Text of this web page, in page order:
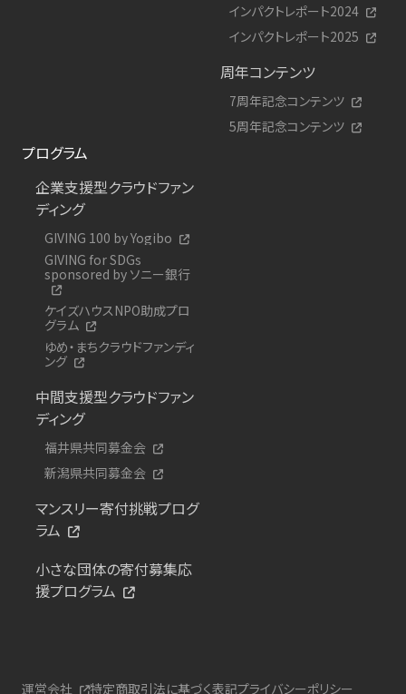
インパクトレポート2024
インパクトレポート2025
周年コンテンツ
7周年記念コンテンツ
5周年記念コンテンツ
プログラム
企業支援型クラウドファン
ディング
GIVING 100 by Yogibo
GIVING for SDGs
sponsored by ソニー銀行
ケイズハウスNPO助成プロ
グラム
ゆめ・まちクラウドファンディ
ング
中間支援型クラウドファン
ディング
福井県共同募金会
新潟県共同募金会
マンスリー寄付挑戦プログ
ラム
小さな団体の寄付募集応
援プログラム
運営会社 特定商取引法に基づく表記プライバシーポリシー